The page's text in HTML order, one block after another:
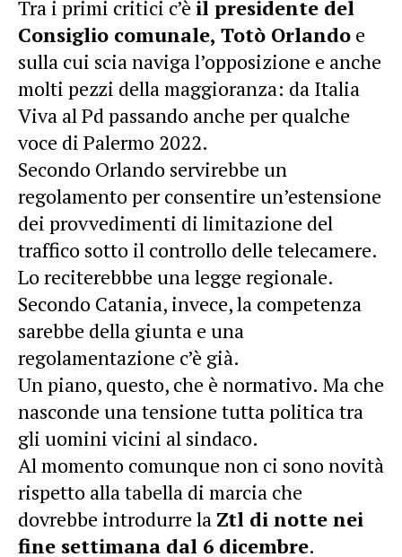
Tra i primi critici c’è il presidente del
Consiglio comunale, Totò Orlando e
sulla cui scia naviga l’opposizione e anche
molti pezzi della maggioranza: da Italia
Viva al Pd passando anche per qualche
voce di Palermo 2022.
Secondo Orlando servirebbe un
regolamento per consentire un’estensione
dei provvedimenti di limitazione del
traffico sotto il controllo delle telecamere.
Lo reciterebbbe una legge regionale.
Secondo Catania, invece, la competenza
sarebbe della giunta e una
regolamentazione c’è già.
Un piano, questo, che è normativo. Ma che
nasconde una tensione tutta politica tra
gli uomini vicini al sindaco.
Al momento comunque non ci sono novità
rispetto alla tabella di marcia che
dovrebbe introdurre la Ztl di notte nei
fine settimana dal 6 dicembre.